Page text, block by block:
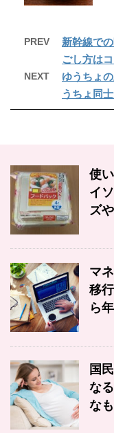
PREV
新幹線で
ごし方はコ
NEXT
ゆうちょ
うちょ同
使
イ
ズ
マ
移
ら
国
な
な